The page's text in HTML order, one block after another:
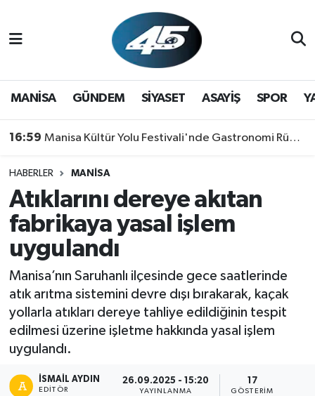
MANİSA GÜNDEM SİYASET ASAYİŞ SPOR
16:59 Manisa Kültür Yolu Festivali'nde Gastronomi Rüzgarı: Lezzetin Yıldızı "Manisa Kebabı" Oldu!
HABERLER MANİSA
Atıklarını dereye akıtan
fabrikaya yasal işlem
uygulandı
Manisa’nın Saruhanlı ilçesinde gece saatlerinde
atık arıtma sistemini devre dışı bırakarak, kaçak
yollarla atıkları dereye tahliye edildiğinin tespit
edilmesi üzerine işletme hakkında yasal işlem
uygulandı.
İSMAIL AYDIN
EDITÖR
26.09.2025 - 15:20
YAYINLANMA
17
GÖSTERIM
GÜNDEM
SPOR
YAŞAM
RESMİ REKLAM
Hava Durumu
Trafik Durumu
Son Dakika Haberleri
Haber Arşivi